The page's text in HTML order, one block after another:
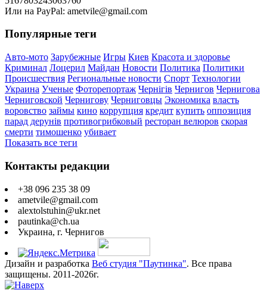
Или на PayPal: ametvile@gmail.com
Популярные теги
Авто-мото Зарубежные Игры Киев Красота и здоровье
Криминал Лоцерил Майдан Новости Политика Политики
Происшествия Региональные новости Спорт Технологии
Украина Ученые Фоторепортаж Чернігів Чернигов Чернигова
Черниговской Чернигову Черниговцы Экономика власть
воровство займы кино коррупция кредит купить оппозиция
парад дерунів противогрибковый ресторан велюров скорая
смерти тимошенко убивает
Показать все теги
Контакты редакции
+38 096 235 38 09
ametvile@gmail.com
alextolstuhin@ukr.net
pautinka@ch.ua
Украина, г. Чернигов
Дизайн и разработка Веб студия "Паутинка". Все права
защищены. 2011-2026г.